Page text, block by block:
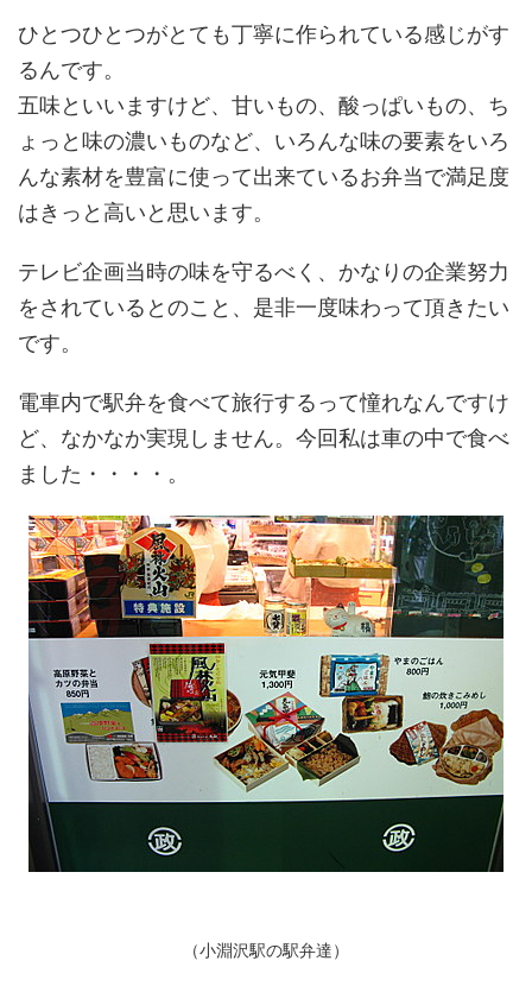
ひとつひとつがとても丁寧に作られている感じがす
るんです。
五味といいますけど、甘いもの、酸っぱいもの、ち
ょっと味の濃いものなど、いろんな味の要素をいろ
んな素材を豊富に使って出来ているお弁当で満足度
はきっと高いと思います。
テレビ企画当時の味を守るべく、かなりの企業努力
をされているとのこと、是非一度味わって頂きたい
です。
電車内で駅弁を食べて旅行するって憧れなんですけ
ど、なかなか実現しません。今回私は車の中で食べ
ました・・・・。
（小淵沢駅の駅弁達）